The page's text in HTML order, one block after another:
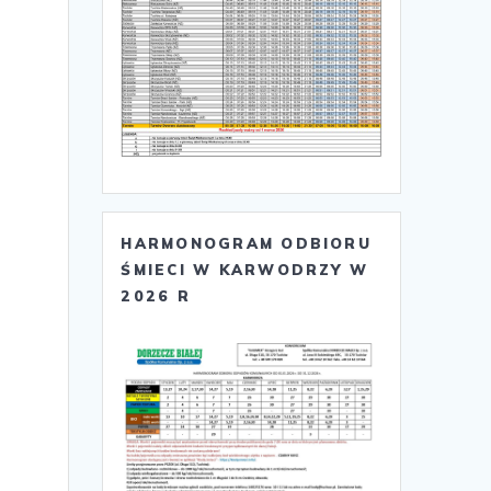
HARMONOGRAM ODBIORU
ŚMIECI W KARWODRZY W
2026 R